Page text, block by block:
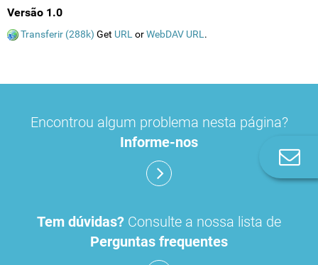
Versão 1.0
Transferir (288k) Get URL orWebDAV URL .
Encontrou algum problema nesta página?
Informe-nos
Tem dúvidas? Consulte a nossa lista de
Perguntas frequentes